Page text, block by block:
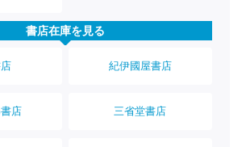
書店在庫を見る
紀伊國屋書店
店 三省堂書店